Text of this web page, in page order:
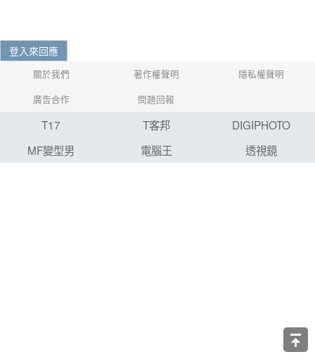
登入來回應
關於我們 著作權聲明
隱私權聲明
廣告合作
問題回報
T17 T客邦
DIGIPHOTO
MF變型男
電腦王 透視鏡